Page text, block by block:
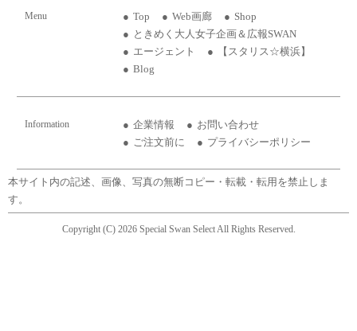
Menu Top Web画廊
Shop
ときめく大人女子企画＆広報SWAN
エージェント
【スタリス☆横浜】
Blog
Information 企業情報
お問い合わせ
ご注文前に
プライバシーポリシー
本サイト内の記述、画像、写真の無断コピー・転載・転用を禁止しま
す。
Copyright (C) 2026 Special Swan Select All Rights Reserved.